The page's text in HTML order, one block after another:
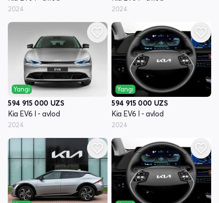
2024 2024
Yangi
594 915 000 UZS
Kia EV6 I - avlod
2024
Yangi
594 915 000 UZS
Kia EV6 I - avlod
2024